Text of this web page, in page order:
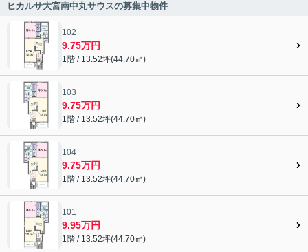
ヒカルサ大宮南中丸サウスの募集中物件
102
9.75万円
1階 / 13.52坪(44.70㎡)
103
9.75万円
1階 / 13.52坪(44.70㎡)
104
9.75万円
1階 / 13.52坪(44.70㎡)
101
9.95万円
1階 / 13.52坪(44.70㎡)